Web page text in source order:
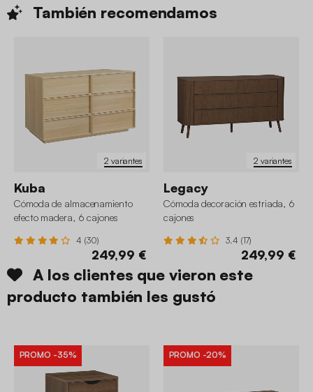
También recomendamos
2 variantes
Kuba
Cómoda de almacenamiento
efecto madera, 6 cajones
4 (30)
249,99 €
2 variantes
Legacy
Cómoda decoración estriada, 6
cajones
3.4 (17)
249,99 €
A los clientes que vieron este
producto también les gustó
PROMO -35% PROMO -20%